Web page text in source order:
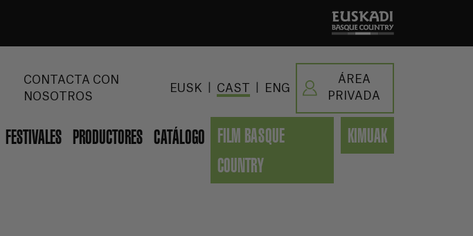
CONTACTA CON
NOSOTROS
EUSK CAST ENG
ÁREA
PRIVADA
FESTIVALES PRODUCTORES CATÁLOGO
FILM BASQUE
COUNTRY
KIMUAK